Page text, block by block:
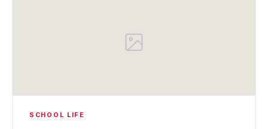
SCHOOL LIFE